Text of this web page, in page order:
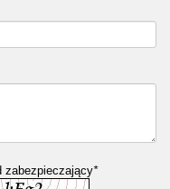
zabezpieczający*